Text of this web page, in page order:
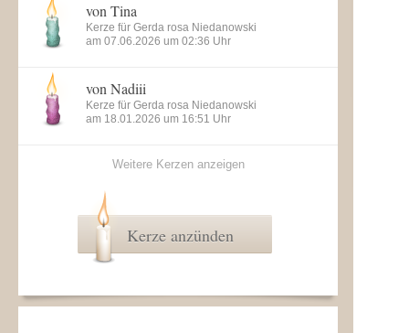
von Tina
Kerze für Gerda rosa Niedanowski
am 07.06.2026 um 02:36 Uhr
von Nadiii
Kerze für Gerda rosa Niedanowski
am 18.01.2026 um 16:51 Uhr
Weitere Kerzen anzeigen
Kerze anzünden